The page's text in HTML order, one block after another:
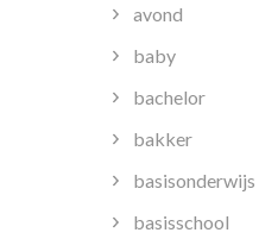
avond
baby
bachelor
bakker
basisonderwijs
basisschool